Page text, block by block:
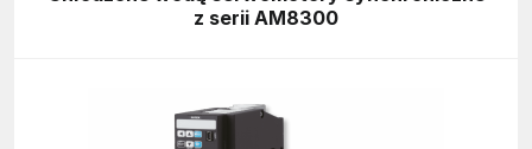
z serii AM8300